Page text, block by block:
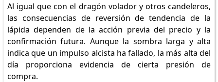
Al igual que con el dragón volador y otros candeleros,
las consecuencias de reversión de tendencia de la
lápida dependen de la acción previa del precio y la
confirmación futura. Aunque la sombra larga y alta
indica que un impulso alcista ha fallado, la más alta del
día proporciona evidencia de cierta presión de
compra.